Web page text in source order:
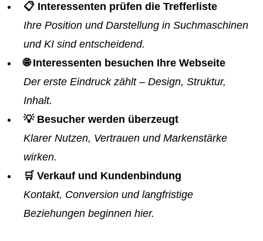
📋 Interessenten prüfen die Trefferliste
Ihre Position und Darstellung in Suchmaschinen
und KI sind entscheidend.
🌐 Interessenten besuchen Ihre Webseite
Der erste Eindruck zählt – Design, Struktur,
Inhalt.
💡 Besucher werden überzeugt
Klarer Nutzen, Vertrauen und Markenstärke
wirken.
🛒 Verkauf und Kundenbindung
Kontakt, Conversion und langfristige
Beziehungen beginnen hier.